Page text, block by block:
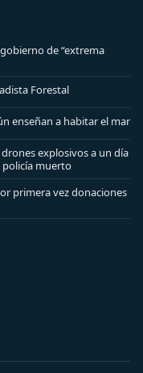
de “extrema
Forestal
enseñan a habitar el mar
explosivos a un día
policía muerto
primera vez donaciones